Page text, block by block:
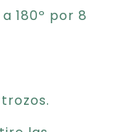
180º por 8